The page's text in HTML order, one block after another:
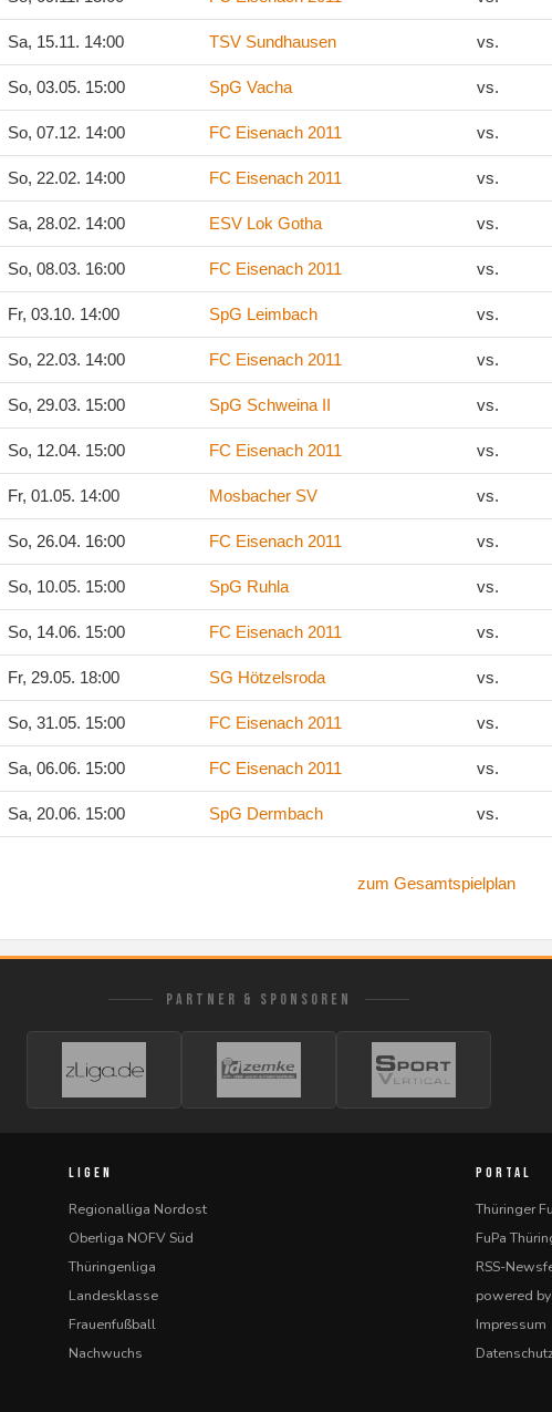
Sa, 15.11. 14:00 TSV Sundhausen vs.
So, 03.05. 15:00 SpG Vacha vs.
So, 07.12. 14:00 FC Eisenach 2011 vs.
So, 22.02. 14:00 FC Eisenach 2011 vs.
Sa, 28.02. 14:00 ESV Lok Gotha vs.
So, 08.03. 16:00 FC Eisenach 2011 vs.
Fr, 03.10. 14:00 SpG Leimbach vs.
So, 22.03. 14:00 FC Eisenach 2011 vs.
So, 29.03. 15:00 SpG Schweina II vs.
So, 12.04. 15:00 FC Eisenach 2011 vs.
Fr, 01.05. 14:00 Mosbacher SV vs.
So, 26.04. 16:00 FC Eisenach 2011 vs.
So, 10.05. 15:00 SpG Ruhla vs.
So, 14.06. 15:00 FC Eisenach 2011 vs.
Fr, 29.05. 18:00 SG Hötzelsroda vs.
So, 31.05. 15:00 FC Eisenach 2011 vs.
Sa, 06.06. 15:00 FC Eisenach 2011 vs.
Sa, 20.06. 15:00 SpG Dermbach vs.
zum Gesamtspielplan
PARTNER & SPONSOREN
LIGEN
Regionalliga Nordost
Oberliga NOFV Süd
Thüringenliga
Landesklasse
Frauenfußball
Nachwuchs
PORTAL
Thüringer
FuPa
RSS-
powered
Impressum